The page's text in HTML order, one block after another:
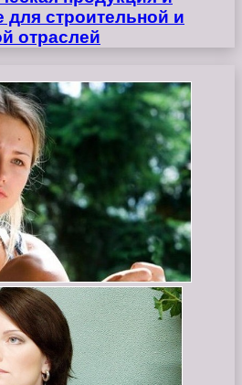
для строительной и
отраслей